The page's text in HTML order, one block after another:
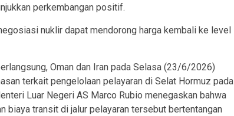
perkembangan positif.
nuklir dapat mendorong harga kembali ke level
Oman dan Iran pada Selasa (23/6/2026)
terkait pengelolaan pelayaran di Selat Hormuz pada
Luar Negeri AS Marco Rubio menegaskan bahwa
biaya transit di jalur pelayaran tersebut bertentangan